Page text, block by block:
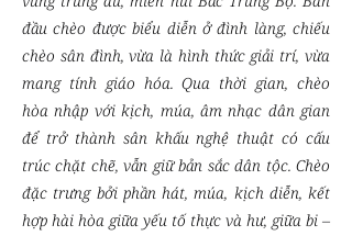
đầu chèo được biểu diễn ở đình làng, chiếu
chèo sân đình, vừa là hình thức giải trí, vừa
mang tính giáo hóa. Qua thời gian, chèo
hòa nhập với kịch, múa, âm nhạc dân gian
để trở thành sân khấu nghệ thuật có cấu
trúc chặt chẽ, vẫn giữ bản sắc dân tộc. Chèo
đặc trưng bởi phần hát, múa, kịch diễn, kết
hợp hài hòa giữa yếu tố thực và hư, giữa bi –